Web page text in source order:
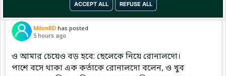
ACCEPT ALL REFUSE ALL
Pinned byMilonBD
MilonBD has posted
5 hours ago
ও আমার চেয়েও বড় হবে: ছেলেকে নিয়ে রোনালদো।
পাশে বসে থাকা এক কর্তাকে রোনালদো বলেন, ও খুব